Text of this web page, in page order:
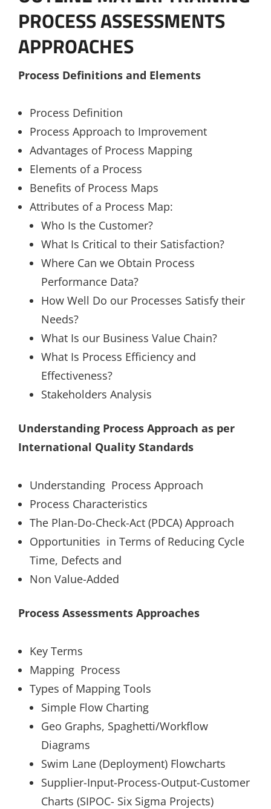
PROCESS ASSESSMENTS
APPROACHES
Process Definitions and Elements
Process Definition
Process Approach to Improvement
Advantages of Process Mapping
Elements of a Process
Benefits of Process Maps
Attributes of a Process Map:
Who Is the Customer?
What Is Critical to their Satisfaction?
Where Can we Obtain Process
Performance Data?
How Well Do our Processes Satisfy their
Needs?
What Is our Business Value Chain?
What Is Process Efficiency and
Effectiveness?
Stakeholders Analysis
Understanding Process Approach as per
International Quality Standards
Understanding Process Approach
Process Characteristics
The Plan-Do-Check-Act (PDCA) Approach
Opportunities in Terms of Reducing Cycle
Time, Defects and
Non Value-Added
Process Assessments Approaches
Key Terms
Mapping Process
Types of Mapping Tools
Simple Flow Charting
Geo Graphs, Spaghetti/Workflow
Diagrams
Swim Lane (Deployment) Flowcharts
Supplier-Input-Process-Output-Customer
Charts (SIPOC- Six Sigma Projects)